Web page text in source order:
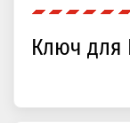
Ключ для